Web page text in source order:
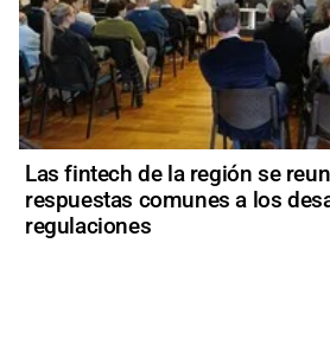
Las fintech de la región se
respuestas comunes a los
regulaciones